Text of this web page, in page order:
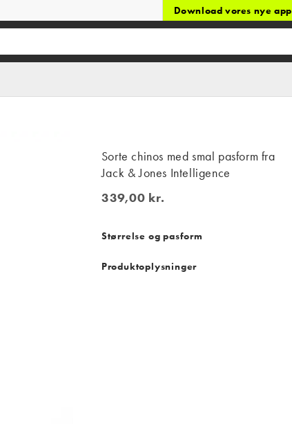
Download vores nye app
Sorte chinos med smal pasform fra
Jack & Jones Intelligence
339,00 kr.
339,00 kr.
Størrelse og pasform
Produktoplysninger